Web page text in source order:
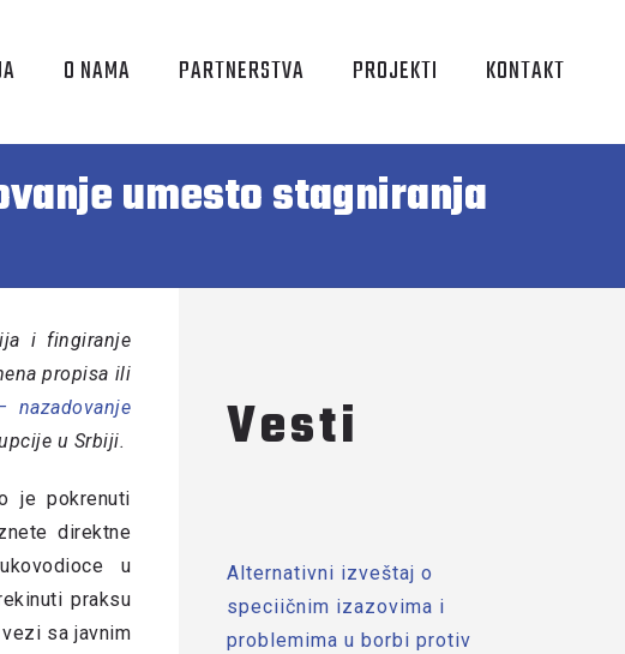
O NAMA PARTNERSTVA PROJEKTI KONTAKT
umesto stagniranja
i fingiranje
propisa ili
nazadovanje
u Srbiji.
je pokrenuti
direktne
u
praksu
sa javnim
Vesti
Alternativni izveštaj o
speciičnim izazovima i
problemima u borbi protiv